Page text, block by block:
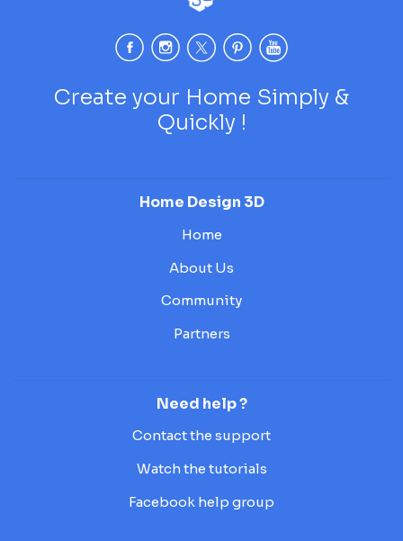
Create your Home Simply &
Quickly !
Home Design 3D
Home
About Us
Community
Partners
Need help ?
Contact the support
Watch the tutorials
Facebook help group